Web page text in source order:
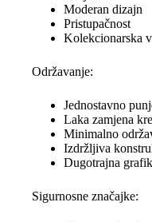
Moderan dizajn
Pristupačnost
Kolekcionarska
Održavanje:
Jednostavno
Laka zamjena
Minimalno
Izdržljiva
Dugotrajna
Sigurnosne značajke: